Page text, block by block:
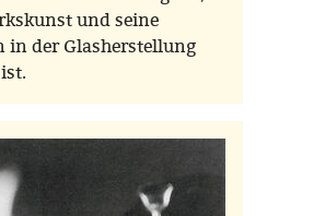
und seine
in der Glasherstellung